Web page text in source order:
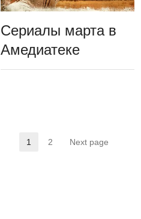
Сериалы марта в
Амедиатеке
Страница
1 Страница
2 Next page